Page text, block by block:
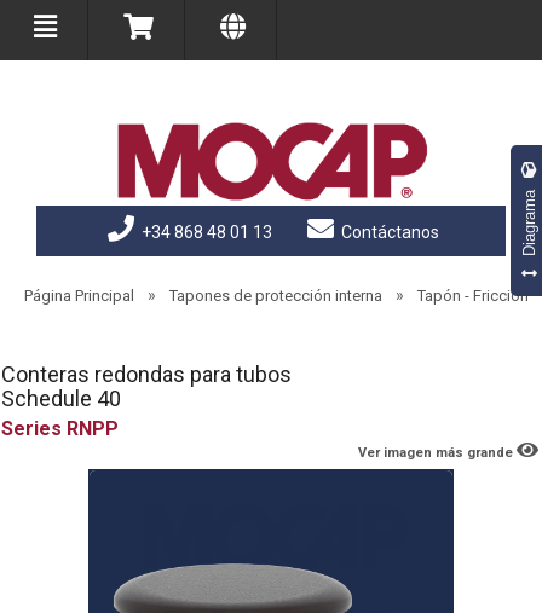
+34 868 48 01 13 Contáctanos
Página Principal » Tapones de protección interna » Tapón - Fricción
Conteras redondas para tubos
Schedule 40
RNPP
Ver imagen más grande
Diagrama